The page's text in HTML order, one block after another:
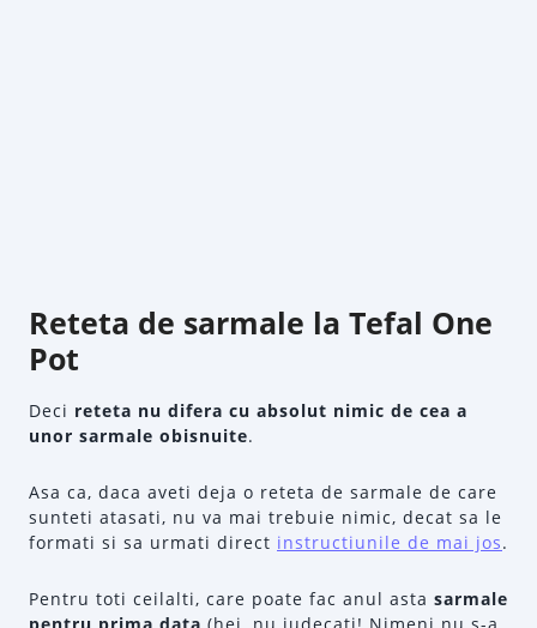
Reteta de sarmale la Tefal One
Pot
Deci reteta nu difera cu absolut nimic de cea a
unor sarmale obisnuite.
Asa ca, daca aveti deja o reteta de sarmale de care
sunteti atasati, nu va mai trebuie nimic, decat sa le
formati si sa urmati direct instructiunile de mai jos.
Pentru toti ceilalti, care poate fac anul asta sarmale